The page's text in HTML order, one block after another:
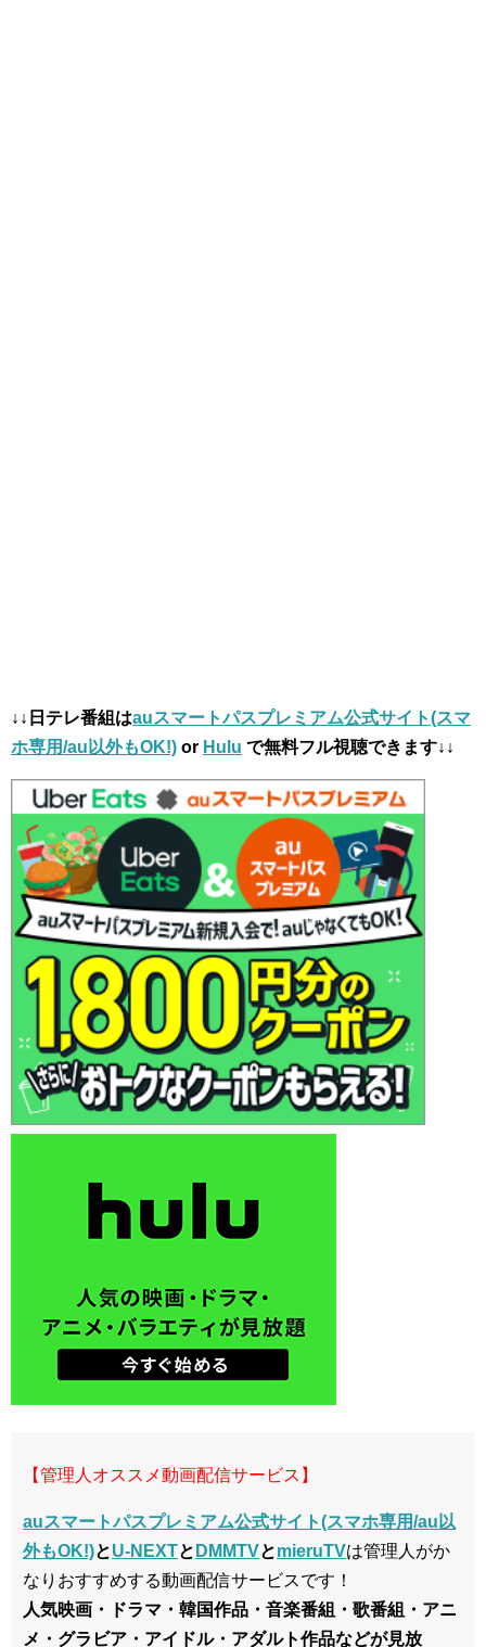
↓↓日テレ番組はauスマートパスプレミアム公式サイト(スマ
ホ専用/au以外もOK!) or Hulu で無料フル視聴できます↓↓
【管理人オススメ動画配信サービス】
auスマートパスプレミアム公式サイト(スマホ専用/au以
外もOK!)とU-NEXTと DMMTVとmieruTVは管理人がか
なりおすすめする動画配信サービスです！
人気映画・ドラマ・韓国作品・音楽番組・歌番組・アニ
メ・グラビア・アイドル・アダルト作品などが見放